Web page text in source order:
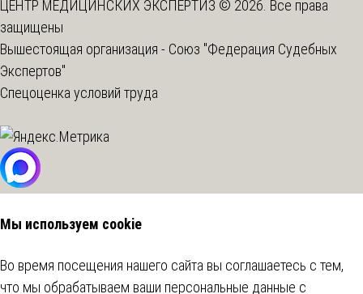
ЦЕНТР МЕДИЦИНСКИХ ЭКСПЕРТИЗ © 2026. Все права
защищены
Вышестоящая организация - Союз "Федерация Судебных
Экспертов"
Спецоценка условий труда
Мы используем cookie
Во время посещения нашего сайта вы соглашаетесь с тем,
что мы обрабатываем ваши персональные данные с